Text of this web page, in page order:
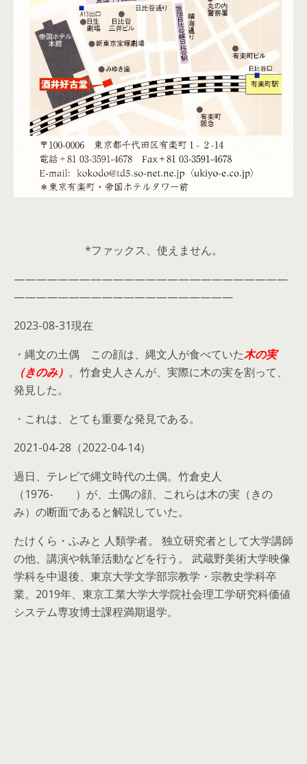
*ファックス、使えません。
—————————————————————————
————————————————————
2023-08-31現在
・縄文の土偶 この顔は、縄文人が食べていた木の実
（きのみ） 。竹倉史人さんが、実際に木の実を割って、
発見した。
・これは、とても重要な発見である。
2021-04-28（2022-04-14）
過日、テレビで縄文時代の土偶。竹倉史人
（1976- ）が、土偶の顔、これらは木の実（きの
み）の断面であると解説していた。
たけくら・ふみと 人類学者。 独立研究者として大学講師
の他、講演や執筆活動などを行う。 武蔵野美術大学映像
学科を中退後、東京大学文学部宗教学・宗教史学科卒
業。2019年、東京工業大学大学院社会理工学研究科価値
システム専攻博士課程満期退学。